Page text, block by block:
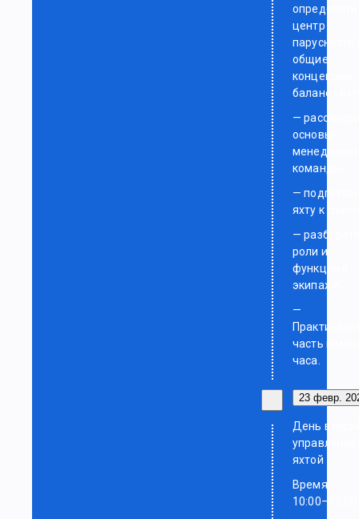
определять
центр
парусности
общие
концепции
баланса
—
основы
команды,
—
яхту к
—
роли и
функции в
экипаже.
—
часть в
часа.
23 февр.
День
управление
яхтой
Время:
10:00–15:00